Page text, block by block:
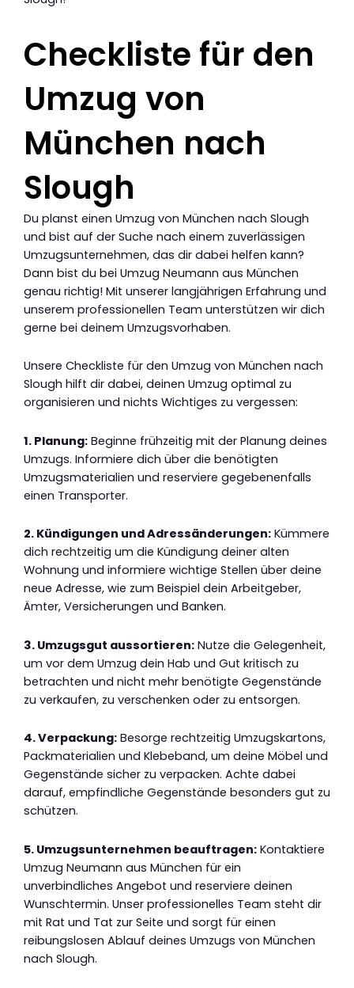
Checkliste für den
Umzug von
München nach
Slough
Du planst einen Umzug von München nach Slough
und bist auf der Suche nach einem zuverlässigen
Umzugsunternehmen, das dir dabei helfen kann?
Dann bist du bei Umzug Neumann aus München
genau richtig! Mit unserer langjährigen Erfahrung und
unserem professionellen Team unterstützen wir dich
gerne bei deinem Umzugsvorhaben.
Unsere Checkliste für den Umzug von München nach
Slough hilft dir dabei, deinen Umzug optimal zu
organisieren und nichts Wichtiges zu vergessen:
1. Planung: Beginne frühzeitig mit der Planung deines
Umzugs. Informiere dich über die benötigten
Umzugsmaterialien und reserviere gegebenenfalls
einen Transporter.
2. Kündigungen und Adressänderungen: Kümmere
dich rechtzeitig um die Kündigung deiner alten
Wohnung und informiere wichtige Stellen über deine
neue Adresse, wie zum Beispiel dein Arbeitgeber,
Ämter, Versicherungen und Banken.
3. Umzugsgut aussortieren: Nutze die Gelegenheit,
um vor dem Umzug dein Hab und Gut kritisch zu
betrachten und nicht mehr benötigte Gegenstände
zu verkaufen, zu verschenken oder zu entsorgen.
4. Verpackung: Besorge rechtzeitig Umzugskartons,
Packmaterialien und Klebeband, um deine Möbel und
Gegenstände sicher zu verpacken. Achte dabei
darauf, empfindliche Gegenstände besonders gut zu
schützen.
5. Umzugsunternehmen beauftragen: Kontaktiere
Umzug Neumann aus München für ein
unverbindliches Angebot und reserviere deinen
Wunschtermin. Unser professionelles Team steht dir
mit Rat und Tat zur Seite und sorgt für einen
reibungslosen Ablauf deines Umzugs von München
nach Slough.